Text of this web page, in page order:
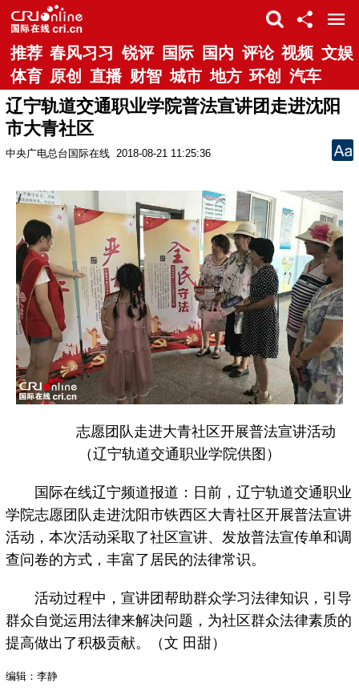
推荐 春风习习 锐评 国际 国内 评论 视频 文娱
体育 原创 直播 财智 城市 地方 环创 汽车
辽宁轨道交通职业学院普法宣讲团走进沈阳
市大青社区
中央广电总台国际在线 2018-08-21 11:25:36
志愿团队走进大青社区开展普法宣讲活动
（辽宁轨道交通职业学院供图）
国际在线辽宁频道报道：日前，辽宁轨道交通职业
学院志愿团队走进沈阳市铁西区大青社区开展普法宣讲
活动，本次活动采取了社区宣讲、发放普法宣传单和调
查问卷的方式，丰富了居民的法律常识。
活动过程中，宣讲团帮助群众学习法律知识，引导
群众自觉运用法律来解决问题，为社区群众法律素质的
提高做出了积极贡献。（文 田甜）
编辑：李静